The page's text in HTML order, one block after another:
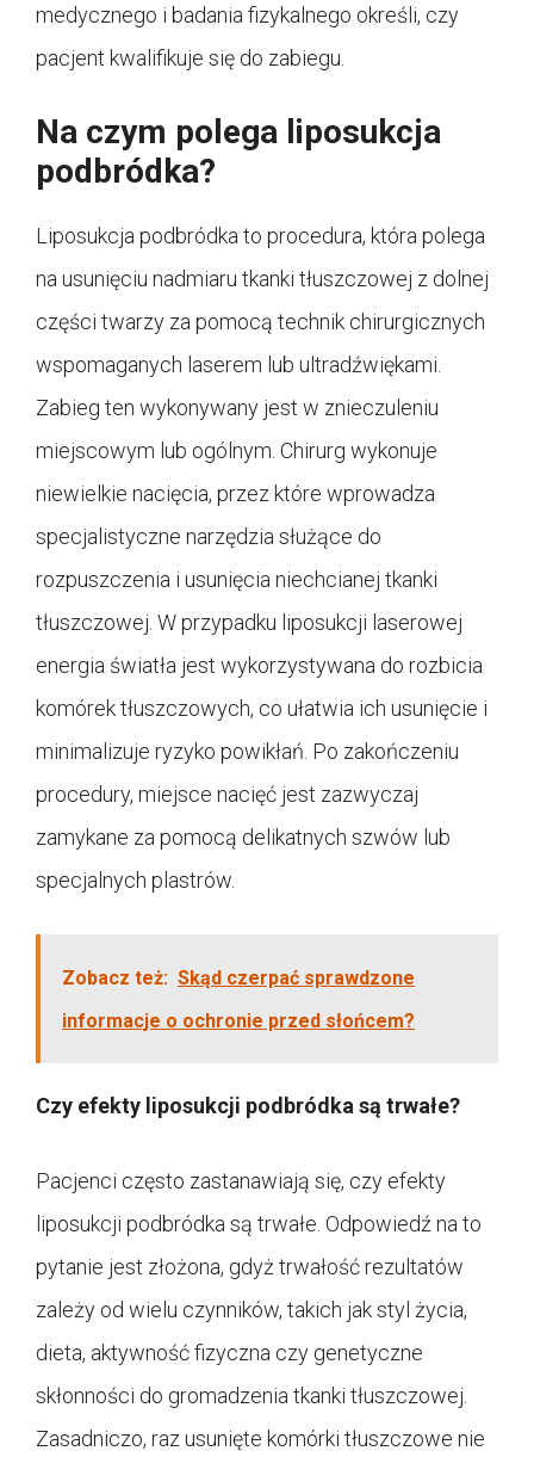
medycznego i badania fizykalnego określi, czy
pacjent kwalifikuje się do zabiegu.
Na czym polega liposukcja
podbródka?
Liposukcja podbródka to procedura, która polega
na usunięciu nadmiaru tkanki tłuszczowej z dolnej
części twarzy za pomocą technik chirurgicznych
wspomaganych laserem lub ultradźwiękami.
Zabieg ten wykonywany jest w znieczuleniu
miejscowym lub ogólnym. Chirurg wykonuje
niewielkie nacięcia, przez które wprowadza
specjalistyczne narzędzia służące do
rozpuszczenia i usunięcia niechcianej tkanki
tłuszczowej. W przypadku liposukcji laserowej
energia światła jest wykorzystywana do rozbicia
komórek tłuszczowych, co ułatwia ich usunięcie i
minimalizuje ryzyko powikłań. Po zakończeniu
procedury, miejsce nacięć jest zazwyczaj
zamykane za pomocą delikatnych szwów lub
specjalnych plastrów.
Zobacz też: Skąd czerpać sprawdzone
informacje o ochronie przed słońcem?
Czy efekty liposukcji podbródka są trwałe?
Pacjenci często zastanawiają się, czy efekty
liposukcji podbródka są trwałe. Odpowiedź na to
pytanie jest złożona, gdyż trwałość rezultatów
zależy od wielu czynników, takich jak styl życia,
dieta, aktywność fizyczna czy genetyczne
skłonności do gromadzenia tkanki tłuszczowej.
Zasadniczo, raz usunięte komórki tłuszczowe nie